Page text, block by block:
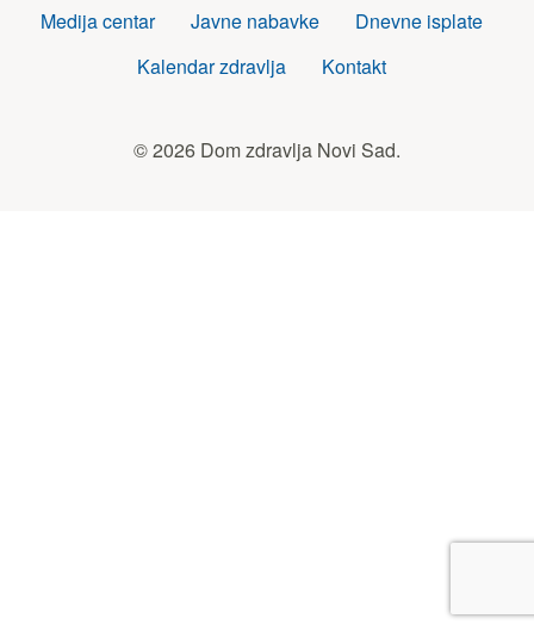
zdravlja
Medija centar
Javne nabavke
Dnevne isplate
Kalendar zdravlja
Kontakt
© 2026 Dom zdravlja Novi Sad.